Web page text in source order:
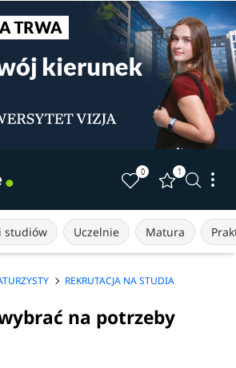
0 1
studiów Uczelnie Matura
REKRUTACJA NA STUDIA
na potrzeby